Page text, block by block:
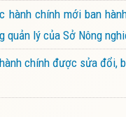
hành chính mới ban
lý của Sở Nông
chính được sửa